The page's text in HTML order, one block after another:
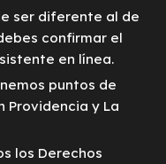
ser diferente al de
confirmar el
en línea.
puntos de
Providencia y La
los Derechos